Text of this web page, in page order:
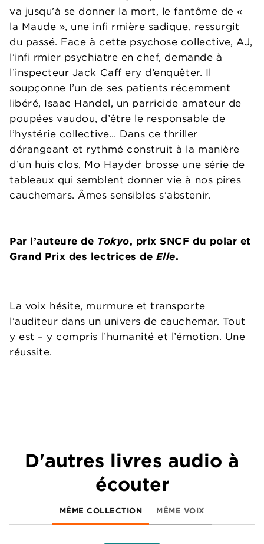
va jusqu’à se donner la mort, le fantôme de «
la Maude », une infi rmière sadique, ressurgit
du passé. Face à cette psychose collective, AJ,
l’infi rmier psychiatre en chef, demande à
l’inspecteur Jack Caff ery d’enquêter. Il
soupçonne l’un de ses patients récemment
libéré, Isaac Handel, un parricide amateur de
poupées vaudou, d’être le responsable de
l’hystérie collective… Dans ce thriller
dérangeant et rythmé construit à la manière
d’un huis clos, Mo Hayder brosse une série de
tableaux qui semblent donner vie à nos pires
cauchemars. Âmes sensibles s’abstenir.
Par l’auteure de Tokyo, prix SNCF du polar et
Grand Prix des lectrices de Elle.
La voix hésite, murmure et transporte
l’auditeur dans un univers de cauchemar. Tout
y est – y compris l’humanité et l’émotion. Une
réussite.
D'autres livres audio à
écouter
MÊME COLLECTION MÊME VOIX